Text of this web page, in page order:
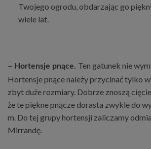
Twojego ogrodu, obdarzając go
wiele lat.
– Hortensje pnące. Ten gatunek nie
Hortensje pnące należy przycinać tylko
zbyt duże rozmiary. Dobrze znoszą
że te piękne pnącze dorasta zwykle do
m. Do tej grupy hortensji zaliczamy
Mirrandę.